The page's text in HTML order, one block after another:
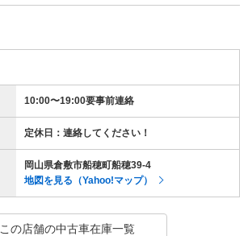
10:00〜19:00要事前連絡
定休日：連絡してください！
岡山県倉敷市船穂町船穂39-4
地図を見る（Yahoo!マップ）
この店舗の中古車在庫一覧